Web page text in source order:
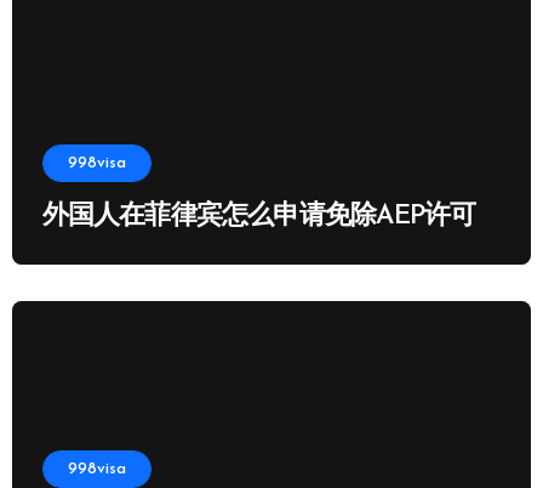
998visa
外国人在菲律宾怎么申请免除AEP许可
998visa